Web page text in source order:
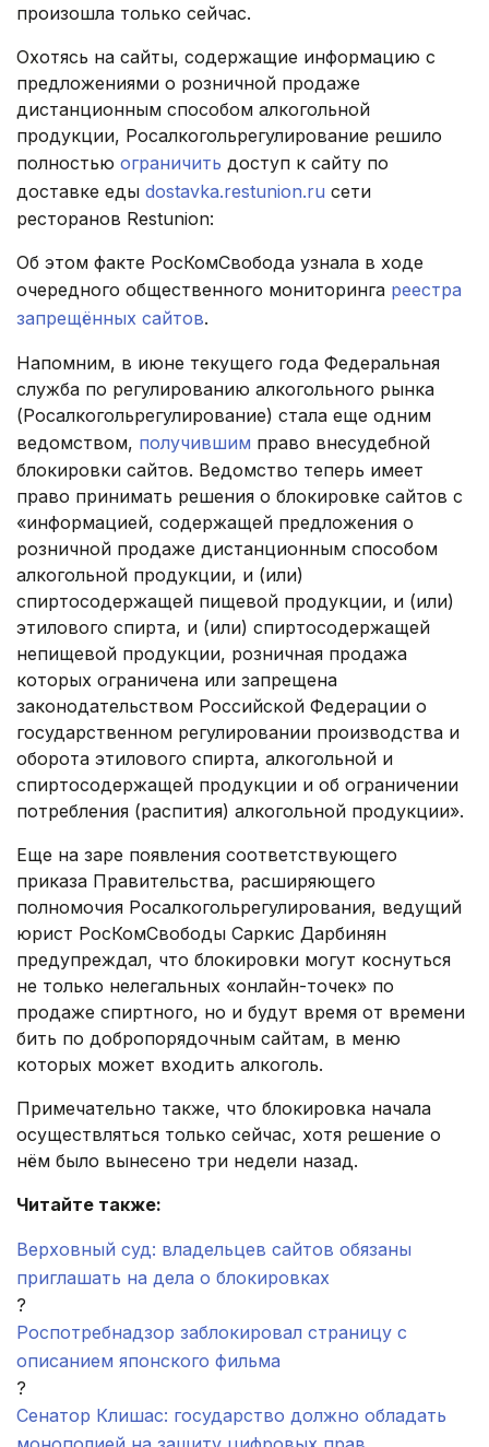
произошла только сейчас.
Охотясь на сайты, содержащие информацию с
предложениями о розничной продаже
дистанционным способом алкогольной
продукции, Росалкогольрегулирование решило
полностью ограничить доступ к сайту по
доставке еды dostavka.restunion.ru сети
ресторанов Restunion:
Об этом факте РосКомСвобода узнала в ходе
очередного общественного мониторинга реестра
запрещённых сайтов.
Напомним, в июне текущего года Федеральная
служба по регулированию алкогольного рынка
(Росалкогольрегулирование) стала еще одним
ведомством, получившим право внесудебной
блокировки сайтов. Ведомство теперь имеет
право принимать решения о блокировке сайтов с
«информацией, содержащей предложения о
розничной продаже дистанционным способом
алкогольной продукции, и (или)
спиртосодержащей пищевой продукции, и (или)
этилового спирта, и (или) спиртосодержащей
непищевой продукции, розничная продажа
которых ограничена или запрещена
законодательством Российской Федерации о
государственном регулировании производства и
оборота этилового спирта, алкогольной и
спиртосодержащей продукции и об ограничении
потребления (распития) алкогольной продукции».
Еще на заре появления соответствующего
приказа Правительства, расширяющего
полномочия Росалкогольрегулирования, ведущий
юрист РосКомСвободы Саркис Дарбинян
предупреждал, что блокировки могут коснуться
не только нелегальных «онлайн-точек» по
продаже спиртного, но и будут время от времени
бить по добропорядочным сайтам, в меню
которых может входить алкоголь.
Примечательно также, что блокировка начала
осуществляться только сейчас, хотя решение о
нём было вынесено три недели назад.
Читайте также:
Верховный суд: владельцев сайтов обязаны
приглашать на дела о блокировках
?
Роспотребнадзор заблокировал страницу с
описанием японского фильма
?
Сенатор Клишас: государство должно обладать